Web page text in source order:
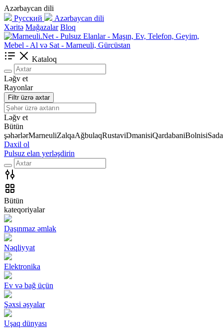
Azərbaycan dili
Русский
Azərbaycan dili
Xəritə Mağazalar Bloq
Kataloq
Ləğv et
Rayonlar
Filtr üzrə axtar
Ləğv et
Bütün
şəhərlərMarneuliZalqaAğbulaqRustaviDmanisiQardabaniBolnisi
Daxil ol
Pulsuz elan yerləşdirin
Bütün
kateqoriyalar
Daşınmaz əmlak
Nəqliyyat
Elektronika
Ev və bağ üçün
Şəxsi əşyalar
Uşaq dünyası